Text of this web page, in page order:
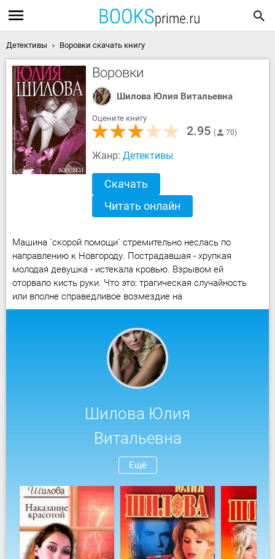
Детективы Воровки скачать книгу
Воровки
Шилова Юлия Витальевна
Оцените книгу
2.95 70
Жанр: Детективы
Скачать
Читать онлайн
Машина `скорой помощи` стремительно неслась по
направлению к Новгороду. Пострадавшая - хрупкая
молодая девушка - истекала кровью. Взрывом ей
оторвало кисть руки. Что это: трагическая случайность
или вполне справедливое возмездие на
Шилова Юлия
Витальевна
Ещё